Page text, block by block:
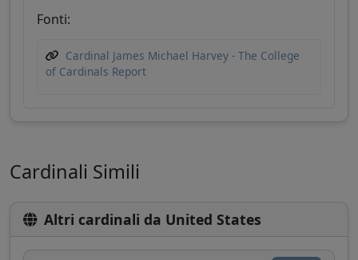
Fonti:
Cardinal James Michael Harvey - The College
of Cardinals Report
Cardinali Simili
Altri cardinali da United States